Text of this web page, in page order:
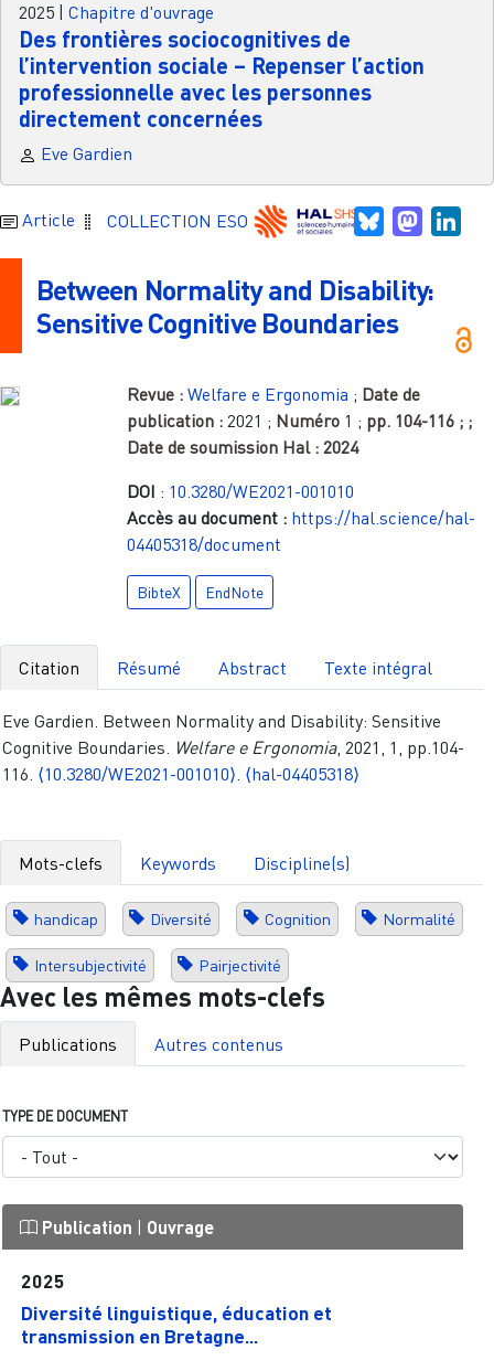
2025 Chapitre d'ouvrage
Des frontières sociocognitives de
l’intervention sociale – Repenser l’action
professionnelle avec les personnes
directement concernées
Eve Gardien
Article COLLECTION ESO Bluesky
Between Normality and Disability:
Sensitive Cognitive Boundaries
Revue :Welfare e Ergonomia ; Date de
publication : 2021 ; Numéro 1 ; pp. 104-116 ; ;
Date de soumission Hal : 2024
DOI : 10.3280/WE2021-001010
Accès au document : https://hal.science/hal-
04405318/document
BibteX EndNote
Citation Résumé Abstract Texte intégral
Eve Gardien. Between Normality and Disability: Sensitive
Cognitive Boundaries. Welfare e Ergonomia, 2021, 1, pp.104-
116. ⟨10.3280/WE2021-001010⟩ ⟨hal-04405318⟩
Mots-clefs Keywords Discipline(s)
handicap Diversité Cognition Normalité
Intersubjectivité Pairjectivité
Avec les mêmes mots-clefs
Publications Autres contenus
TYPE DE DOCUMENT
Publication | Ouvrage
2025
Diversité linguistique, éducation et
transmission en Bretagne...